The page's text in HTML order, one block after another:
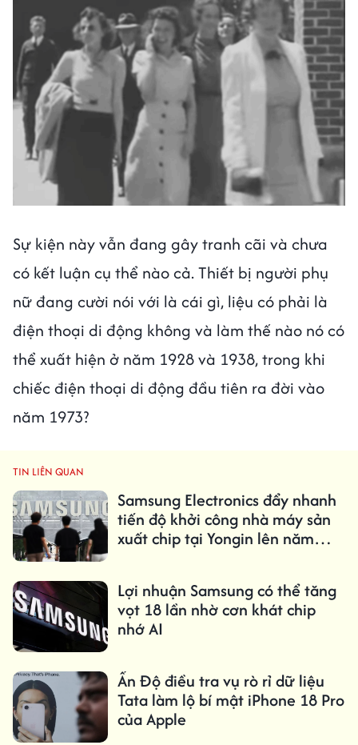
Sự kiện này vẫn đang gây tranh cãi và chưa
có kết luận cụ thể nào cả. Thiết bị người phụ
nữ đang cười nói với là cái gì, liệu có phải là
điện thoại di động không và làm thế nào nó có
thể xuất hiện ở năm 1928 và 1938, trong khi
chiếc điện thoại di động đầu tiên ra đời vào
năm 1973?
TIN LIÊN QUAN
Samsung Electronics đẩy nhanh
tiến độ khởi công nhà máy sản
xuất chip tại Yongin lên năm
Lợi nhuận Samsung có thể tăng
vọt 18 lần nhờ cơn khát chip
nhớ AI
Ấn Độ điều tra vụ rò rỉ dữ liệu
Tata làm lộ bí mật iPhone 18 Pro
của Apple